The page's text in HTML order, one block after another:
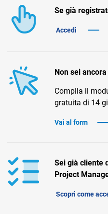
Ecommerce
Email Marketing
HR
Trust Services
Se già
Accedi
Non sei
Compila il
gratuita di 14
Vai al form
Sei già cliente
Project
Scopri come